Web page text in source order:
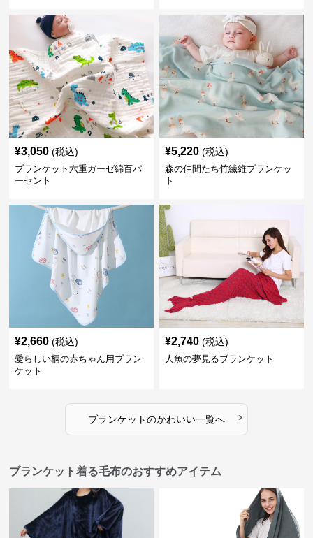
¥3,050 (税込)
ブランケット六重ガーゼ綿百パ
ーセント
¥5,220 (税込)
森の仲間たち竹繊維ブランケッ
ト
¥2,660 (税込)
愛らしい柄の赤ちゃん用ブラン
ケット
¥2,740 (税込)
人魚の夢見るブランケット
ブランケットのかわいい一覧へ ›
ブランケット着る毛布のおすすめアイテム